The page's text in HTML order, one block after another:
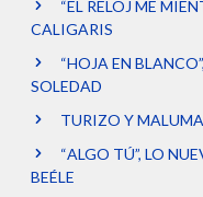
“EL RELOJ ME
CALIGARIS
“HOJA EN
SOLEDAD
TURIZO Y
“ALGO TÚ”, LO
BEÉLE